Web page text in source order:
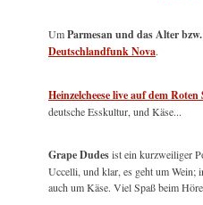
UmParmesan und das Alter
Deutschlandfunk Nova.
Heinzelcheese live auf dem
deutsche Esskultur, und Käse...
Grape Dudesist ein kurzweiliger
Uccelli, und klar, es geht um Wein;
auch um Käse. Viel Spaß beim